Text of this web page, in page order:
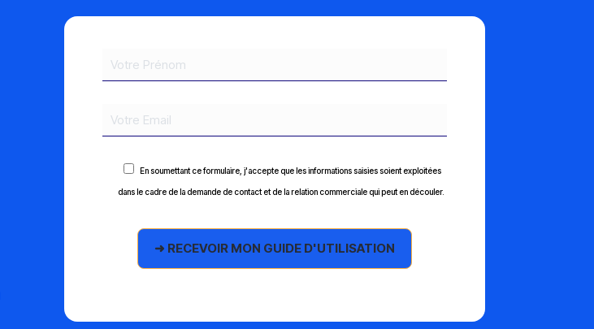
En soumettant ce formulaire, j'accepte que les informations saisies soient exploitées
dans le cadre de la demande de contact et de la relation commerciale qui peut en découler.